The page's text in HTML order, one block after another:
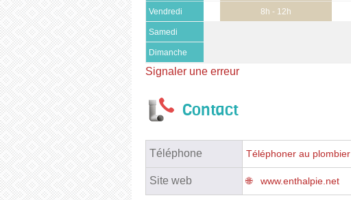
Vendredi 8h - 12h
Samedi
Dimanche
Signaler une erreur
Contact
Téléphone Téléphoner au plombier
Site web www.enthalpie.net